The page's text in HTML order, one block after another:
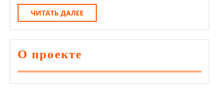
Бег
На
Месте
Улучшает
Здоровье
ЧИТАТЬ ДАЛЕЕ
ДАЛЕЕ
О проекте